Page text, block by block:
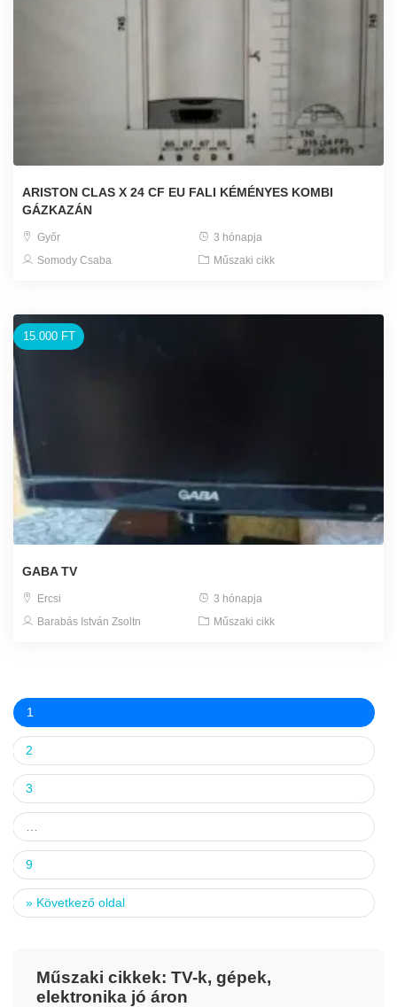
ARISTON CLAS X 24 CF EU FALI KÉMÉNYES KOMBI
GÁZKAZÁN
Győr
3 hónapja
Somody Csaba
Műszaki cikk
15.000 FT
GABA TV
Ercsi
3 hónapja
Barabás István Zsoltn
Műszaki cikk
1
2
3
9
» Következő oldal
Műszaki cikkek: TV-k, gépek,
elektronika jó áron